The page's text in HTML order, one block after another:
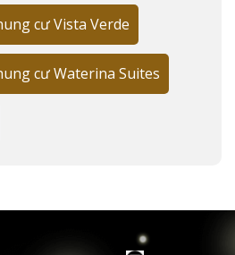
cư Vista Verde
cư Waterina Suites